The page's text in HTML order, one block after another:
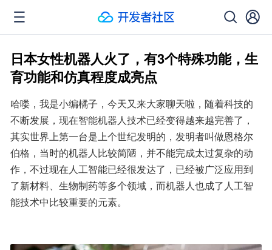
日本女性机器人火了，有3个特殊功能，生
育功能和仿真程度成亮点
哈喽，我是小编橘子，今天又来大家聊天啦，随着科技的
不断发展，现在智能机器人技术已经变得越来越完善了，
其实世界上第一台是上个世纪发明的，发明者叫做恩格尔
伯格，当时的机器人比较简陋，并不能完成太过复杂的动
作，不过现在人工智能已经很发达了，已经被广泛应用到
了新材料、生物制药等多个领域，而机器人也成了人工智
能技术中比较重要的元素。